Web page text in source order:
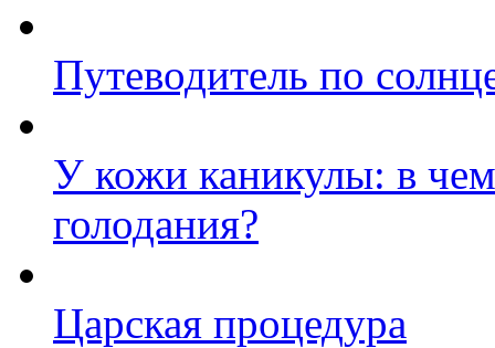
Путеводитель по
У кожи каникулы: в
голодания?
Царская процедура